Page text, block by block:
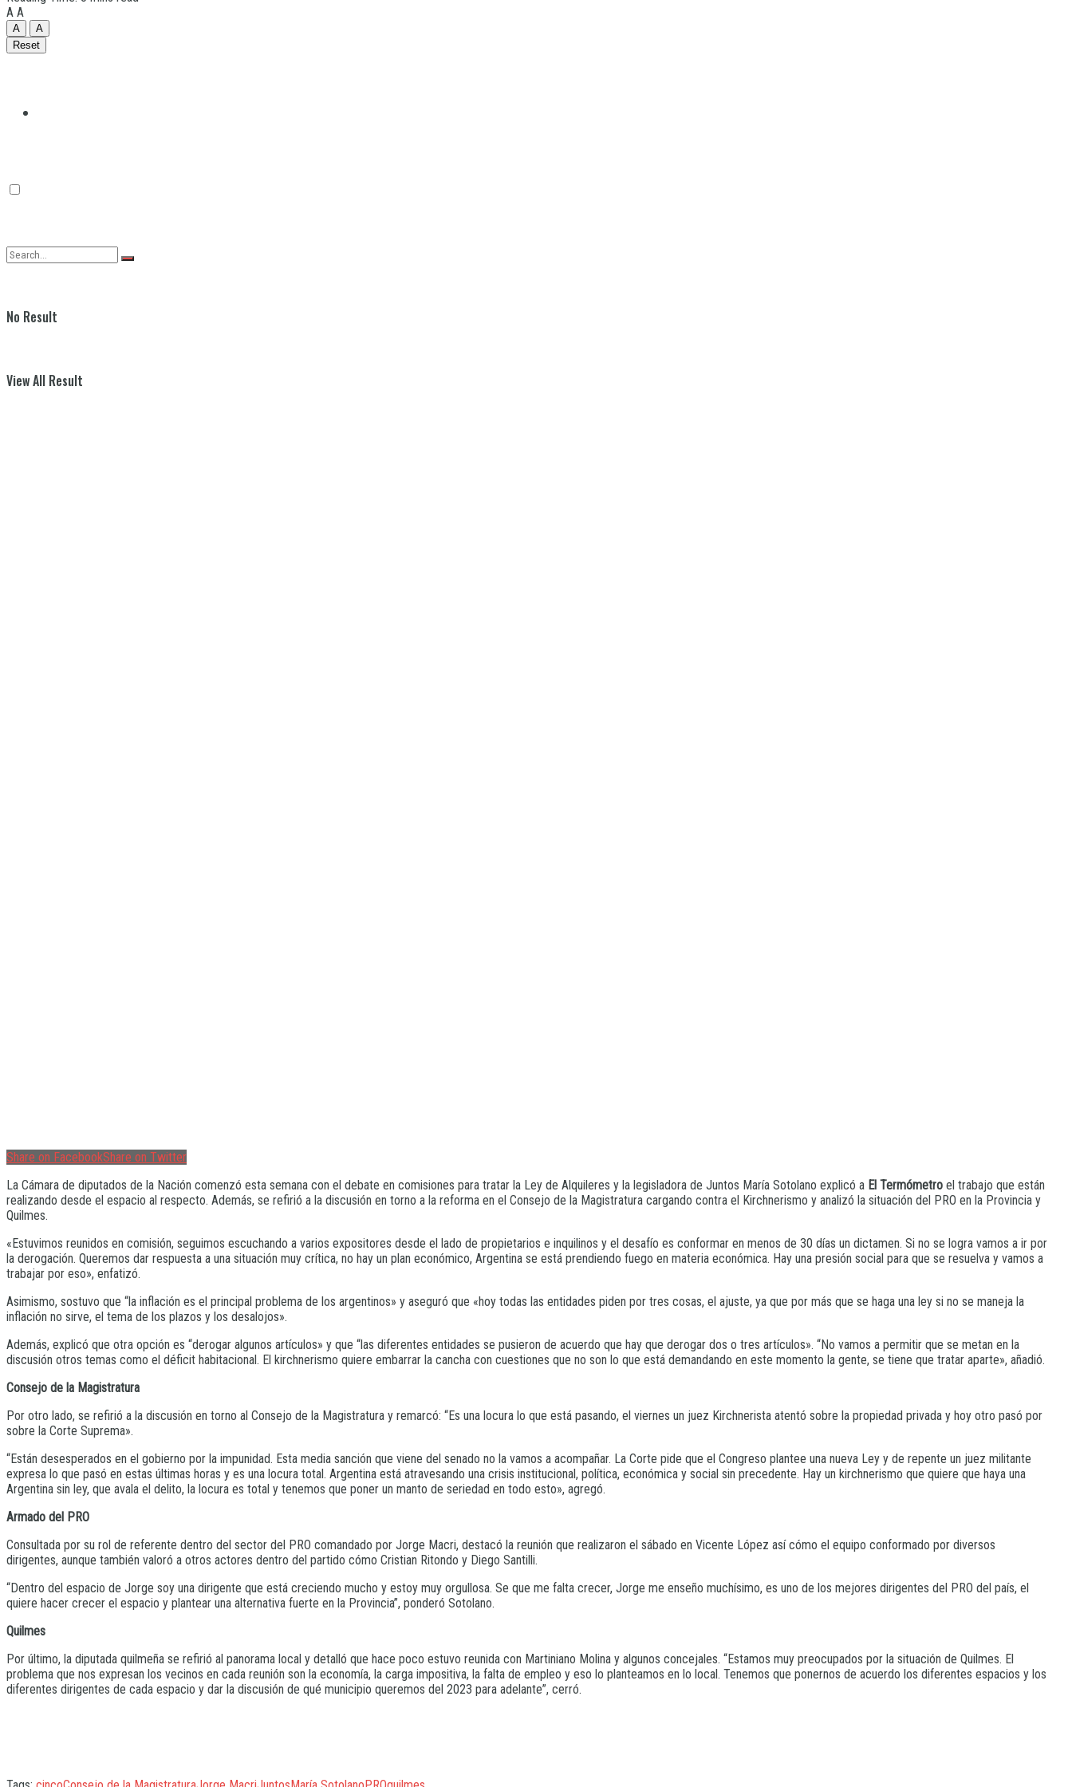
Quilmes
No Result
View All Result
A A
A
A
Reset
Share on FacebookShare on Twitter
La Cámara de diputados de la Nación comenzó esta semana con el debate en comisiones para tratar la Ley de Alquileres y la legisladora de Juntos María Sotolano explicó a El Termómetro el trabajo que están
realizando desde el espacio al respecto. Además, se refirió a la discusión en torno a la reforma en el Consejo de la Magistratura cargando contra el Kirchnerismo y analizó la situación del PRO en la Provincia y
Quilmes.
«Estuvimos reunidos en comisión, seguimos escuchando a varios expositores desde el lado de propietarios e inquilinos y el desafío es conformar en menos de 30 días un dictamen. Si no se logra vamos a ir por
la derogación. Queremos dar respuesta a una situación muy crítica, no hay un plan económico, Argentina se está prendiendo fuego en materia económica. Hay una presión social para que se resuelva y vamos a
trabajar por eso», enfatizó.
Asimismo, sostuvo que “la inflación es el principal problema de los argentinos» y aseguró que «hoy todas las entidades piden por tres cosas, el ajuste, ya que por más que se haga una ley si no se maneja la
inflación no sirve, el tema de los plazos y los desalojos».
Además, explicó que otra opción es “derogar algunos artículos» y que “las diferentes entidades se pusieron de acuerdo que hay que derogar dos o tres artículos». “No vamos a permitir que se metan en la
discusión otros temas como el déficit habitacional. El kirchnerismo quiere embarrar la cancha con cuestiones que no son lo que está demandando en este momento la gente, se tiene que tratar aparte», añadió.
Consejo de la Magistratura
Por otro lado, se refirió a la discusión en torno al Consejo de la Magistratura y remarcó: “Es una locura lo que está pasando, el viernes un juez Kirchnerista atentó sobre la propiedad privada y hoy otro pasó por
sobre la Corte Suprema».
“Están desesperados en el gobierno por la impunidad. Esta media sanción que viene del senado no la vamos a acompañar. La Corte pide que el Congreso plantee una nueva Ley y de repente un juez militante
expresa lo que pasó en estas últimas horas y es una locura total. Argentina está atravesando una crisis institucional, política, económica y social sin precedente. Hay un kirchnerismo que quiere que haya una
Argentina sin ley, que avala el delito, la locura es total y tenemos que poner un manto de seriedad en todo esto», agregó.
Armado del PRO
Consultada por su rol de referente dentro del sector del PRO comandado por Jorge Macri, destacó la reunión que realizaron el sábado en Vicente López así cómo el equipo conformado por diversos
dirigentes, aunque también valoró a otros actores dentro del partido cómo Cristian Ritondo y Diego Santilli.
“Dentro del espacio de Jorge soy una dirigente que está creciendo mucho y estoy muy orgullosa. Se que me falta crecer, Jorge me enseño muchísimo, es uno de los mejores dirigentes del PRO del país, el
quiere hacer crecer el espacio y plantear una alternativa fuerte en la Provincia”, ponderó Sotolano.
Quilmes
Por último, la diputada quilmeña se refirió al panorama local y detalló que hace poco estuvo reunida con Martiniano Molina y algunos concejales. “Estamos muy preocupados por la situación de Quilmes. El
problema que nos expresan los vecinos en cada reunión son la economía, la carga impositiva, la falta de empleo y eso lo planteamos en lo local. Tenemos que ponernos de acuerdo los diferentes espacios y los
diferentes dirigentes de cada espacio y dar la discusión de qué municipio queremos del 2023 para adelante”, cerró.